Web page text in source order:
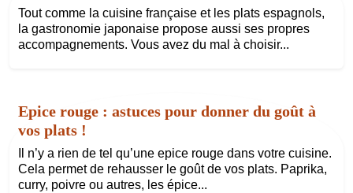
Tout comme la cuisine française et les plats espagnols,
la gastronomie japonaise propose aussi ses propres
accompagnements. Vous avez du mal à choisir...
Epice rouge : astuces pour donner du goût à
vos plats !
Il n’y a rien de tel qu’une epice rouge dans votre cuisine.
Cela permet de rehausser le goût de vos plats. Paprika,
curry, poivre ou autres, les épice...